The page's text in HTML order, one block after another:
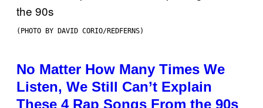
(PHOTO BY DAVID CORIO/REDFERNS)
No Matter How Many Times We
Listen, We Still Can’t Explain
These 4 Rap Songs From the 90s